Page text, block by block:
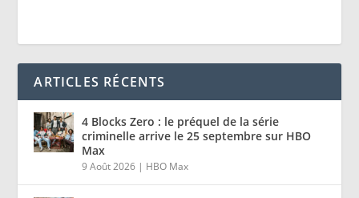
ARTICLES RÉCENTS
4 Blocks Zero : le préquel de la série
criminelle arrive le 25 septembre sur HBO
Max
9 Août 2026 | HBO Max